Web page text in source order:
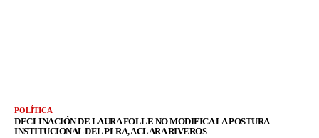
POLÍTICA
DECLINACIÓN DE LAURA FOLLE NO MODIFICA LA POSTURA
INSTITUCIONAL DEL PLRA, ACLARA RIVEROS